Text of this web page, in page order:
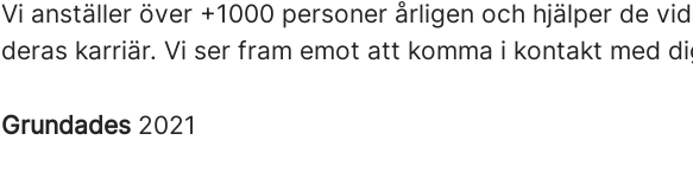
Vi anställer över +1000 personer årligen och hjälper de
deras karriär. Vi ser fram emot att komma i kontakt med
Grundades 2021